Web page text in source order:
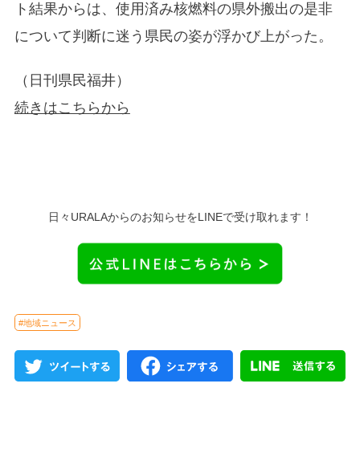
ト結果からは、使用済み核燃料の県外搬出の是非
について判断に迷う県民の姿が浮かび上がった。
（日刊県民福井）
続きはこちらから
日々URALAからのお知らせをLINEで受け取れます！
#地域ニュース